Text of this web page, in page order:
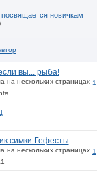
новичкам
вы... рыба!
1
симки Гефесты
1